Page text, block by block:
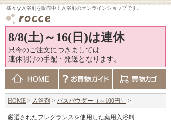
様々な入浴剤を販売中！入浴剤のオンラインショップです。
8/8(土)～16(日)は連休
只今のご注文につきましては
連休明けの手配・発送となります。
HOME > 入浴剤 > バスパウダー（～100円） >
厳選されたフレグランスを使用した薬用入浴剤